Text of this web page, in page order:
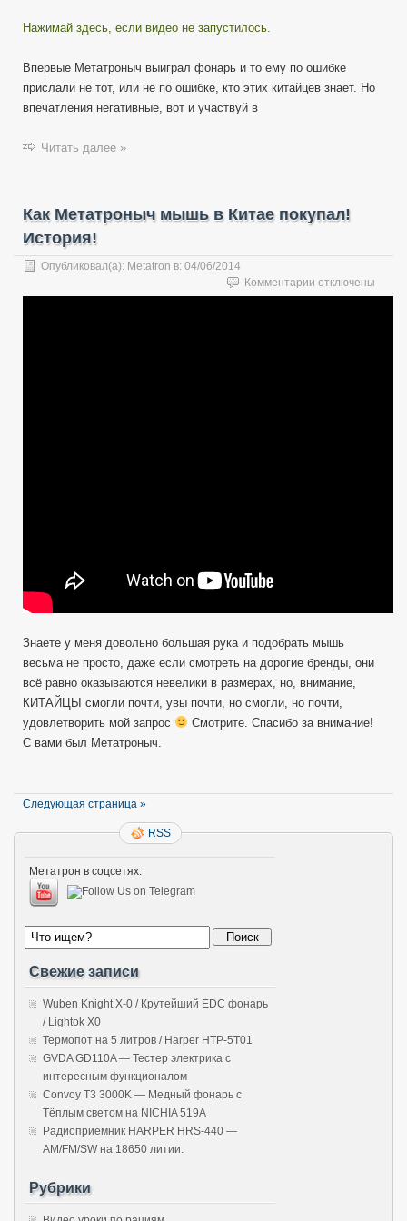
Нажимай здесь, если видео не запустилось.
Впервые Метатроныч выиграл фонарь и то ему по ошибке
прислали не тот, или не по ошибке, кто этих китайцев знает. Но
впечатления негативные, вот и участвуй в
Читать далее »
Как Метатроныч мышь в Китае покупал!
История!
Опубликовал(а): Metatron в: 04/06/2014
Комментарии к
записи
отключены
Знаете у меня довольно большая рука и подобрать мышь
весьма не просто, даже если смотреть на дорогие бренды, они
всё равно оказываются невелики в размерах, но, внимание,
КИТАЙЦЫ смогли почти, увы почти, но смогли, но почти,
удовлетворить мой запрос
Смотрите. Спасибо за внимание!
С вами был Метатроныч.
Следующая страница »
RSS
Метатрон в соцсетях:
Свежие записи
Wuben Knight X-0 / Крутейший EDC фонарь
/ Lightok X0
Термопот на 5 литров / Harper HTP-5T01
GVDA GD110A — Тестер электрика с
интересным функционалом
Convoy T3 3000K — Медный фонарь с
Тёплым светом на NICHIA 519A
Радиоприёмник HARPER HRS-440 —
AM/FM/SW на 18650 литии.
Рубрики